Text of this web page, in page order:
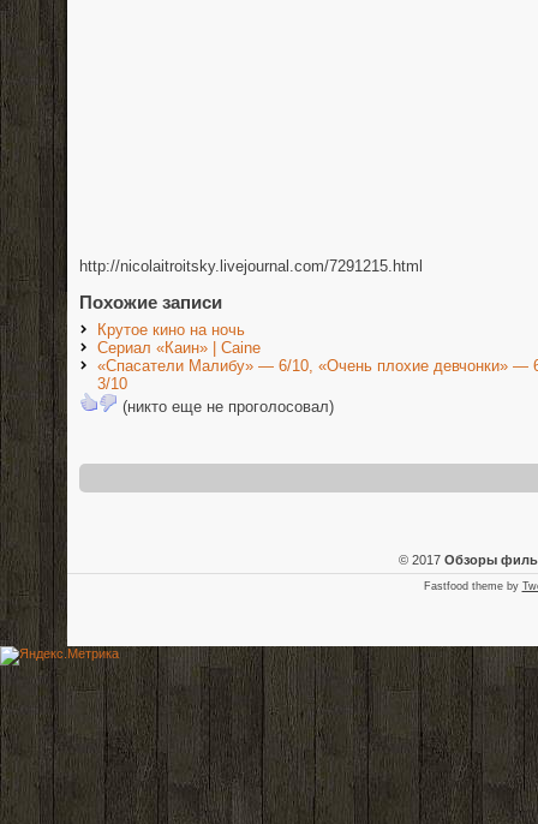
http://nicolaitroitsky.livejournal.com/7291215.html
Похожие записи
Крутое кино на ночь
Сериал «Каин» | Caine
«Спасатели Малибу» — 6/10, «Очень плохие девчонки»
3/10
(никто еще не проголосовал)
© 2017 Обзоры
Fastfood theme by